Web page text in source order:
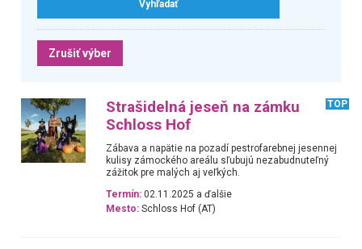
Zrušiť výber
Strašidelná jeseň na zámku
Schloss Hof
TOP
Zábava a napätie na pozadí pestrofarebnej jesennej
kulisy zámockého areálu sľubujú nezabudnuteľný
zážitok pre malých aj veľkých.
Termín: 02.11.2025 a ďalšie
Mesto: Schloss Hof (AT)